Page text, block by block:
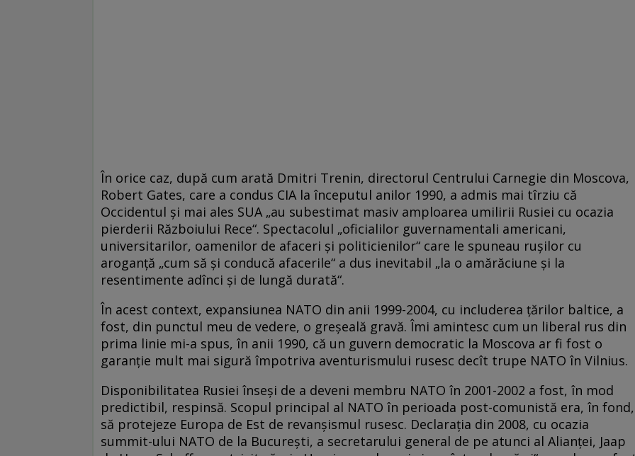
În orice caz, după cum arată Dmitri Trenin, directorul Centrului Carnegie din Moscova,
Robert Gates, care a condus CIA la începutul anilor 1990, a admis mai tîrziu că
Occidentul și mai ales SUA „au subestimat masiv amploarea umilirii Rusiei cu ocazia
pierderii Războiului Rece“. Spectacolul „oficialilor guvernamentali americani,
universitarilor, oamenilor de afaceri și politicienilor“ care le spuneau rușilor cu
aroganță „cum să și conducă afacerile“ a dus inevitabil „la o amărăciune și la
resentimente adînci și de lungă durată“.
În acest context, expansiunea NATO din anii 1999-2004, cu includerea țărilor baltice, a
fost, din punctul meu de vedere, o greșeală gravă. Îmi amintesc cum un liberal rus din
prima linie mi-a spus, în anii 1990, că un guvern democratic la Moscova ar fi fost o
garanție mult mai sigură împotriva aventurismului rusesc decît trupe NATO în Vilnius.
Disponibilitatea Rusiei înseși de a deveni membru NATO în 2001-2002 a fost, în mod
predictibil, respinsă. Scopul principal al NATO în perioada post-comunistă era, în fond,
să protejeze Europa de Est de revanșismul rusesc. Declarația din 2008, cu ocazia
summit-ului NATO de la București, a secretarului general de pe atunci al Alianței, Jaap